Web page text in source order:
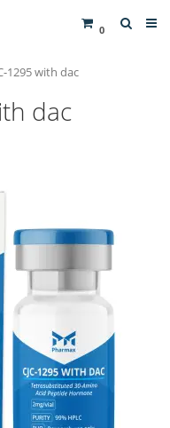
0
1295 with dac
dac